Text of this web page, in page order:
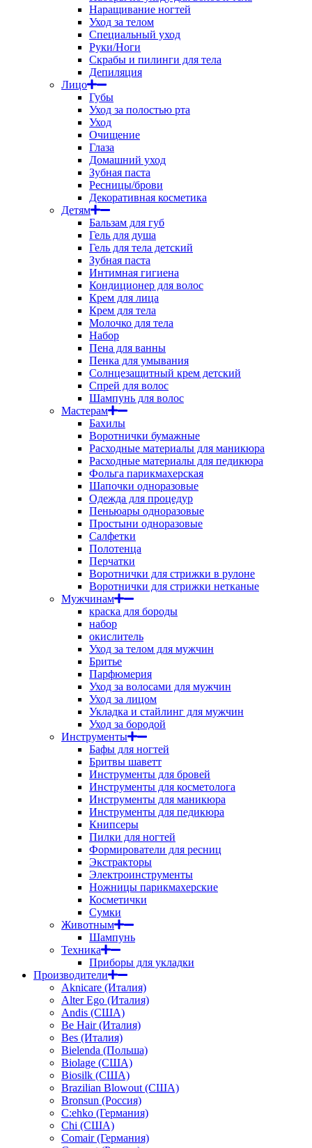
Наращивание ногтей
Уход за телом
Специальный уход
Руки/Ноги
Скрабы и пилинги для тела
Депиляция
Лицо
Губы
Уход за полостью рта
Уход
Очищение
Глаза
Домашний уход
Зубная паста
Ресницы/брови
Декоративная косметика
Детям
Бальзам для губ
Гель для душа
Гель для тела детский
Зубная паста
Интимная гигиена
Кондиционер для волос
Крем для лица
Крем для тела
Молочко для тела
Набор
Пена для ванны
Пенка для умывания
Солнцезащитный крем детский
Спрей для волос
Шампунь для волос
Мастерам
Бахилы
Воротнички бумажные
Расходные материалы для маникюра
Расходные материалы для педикюра
Фольга парикмахерская
Шапочки одноразовые
Одежда для процедур
Пеньюары одноразовые
Простыни одноразовые
Салфетки
Полотенца
Перчатки
Воротнички для стрижки в рулоне
Воротнички для стрижки нетканые
Мужчинам
краска для бороды
набор
окислитель
Уход за телом для мужчин
Бритье
Парфюмерия
Уход за волосами для мужчин
Уход за лицом
Укладка и стайлинг для мужчин
Уход за бородой
Инструменты
Бафы для ногтей
Бритвы шаветт
Инструменты для бровей
Инструменты для косметолога
Инструменты для маникюра
Инструменты для педикюра
Книпсеры
Пилки для ногтей
Формирователи для ресниц
Экстракторы
Электроинструменты
Ножницы парикмахерские
Косметички
Сумки
Животным
Шампунь
Техника
Приборы для укладки
Производители
Aknicare (Италия)
Alter Ego (Италия)
Andis (США)
Be Hair (Италия)
Bes (Италия)
Bielenda (Польша)
Biolage (США)
Biosilk (США)
Brazilian Blowout (США)
Bronsun (Россия)
C:ehko (Германия)
Chi (США)
Comair (Германия)